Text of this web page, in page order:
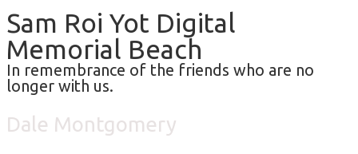
Sam Roi Yot Digital
Memorial Beach
In remembrance of the friends who are no
longer with us.
Dale Montgomery